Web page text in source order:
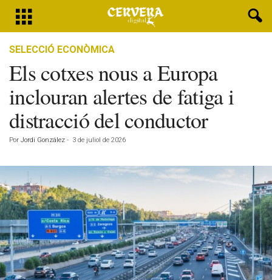
SELECCIÓ ECONÒMICA
Els cotxes nous a Europa
inclouran alertes de fatiga i
distracció del conductor
Por Jordi González - 3 de juliol de 2026